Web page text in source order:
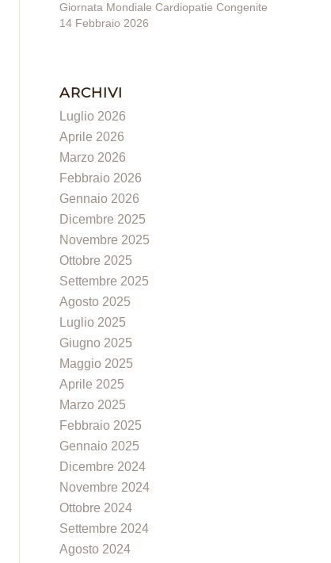
Giornata Mondiale Cardiopatie Congenite
14 Febbraio 2026
ARCHIVI
Luglio 2026
Aprile 2026
Marzo 2026
Febbraio 2026
Gennaio 2026
Dicembre 2025
Novembre 2025
Ottobre 2025
Settembre 2025
Agosto 2025
Luglio 2025
Giugno 2025
Maggio 2025
Aprile 2025
Marzo 2025
Febbraio 2025
Gennaio 2025
Dicembre 2024
Novembre 2024
Ottobre 2024
Settembre 2024
Agosto 2024